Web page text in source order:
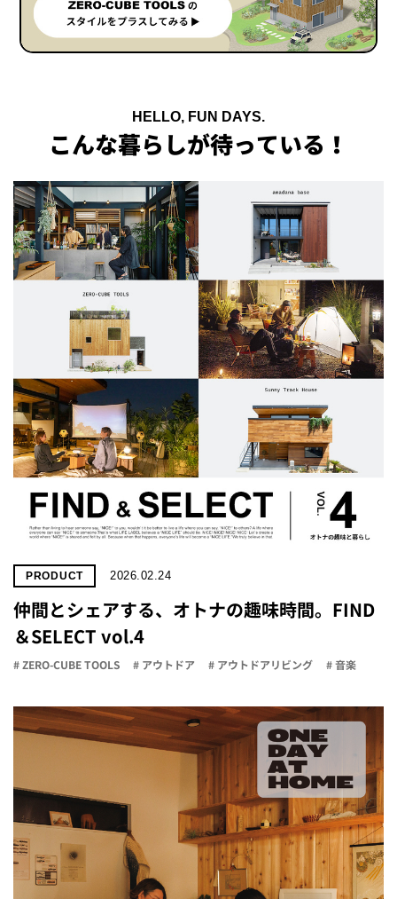
HELLO, FUN DAYS.
こんな暮らしが待っている！
PRODUCT 2026.02.24
仲間とシェアする、オトナの趣味時間。FIND
＆SELECT vol.4
# ZERO-CUBE TOOLS # アウトドア # アウトドアリビング # 音楽